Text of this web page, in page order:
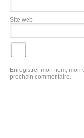
Site web
Enregistrer mon nom, mon
prochain commentaire.